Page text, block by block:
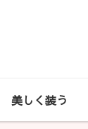
美しく装う